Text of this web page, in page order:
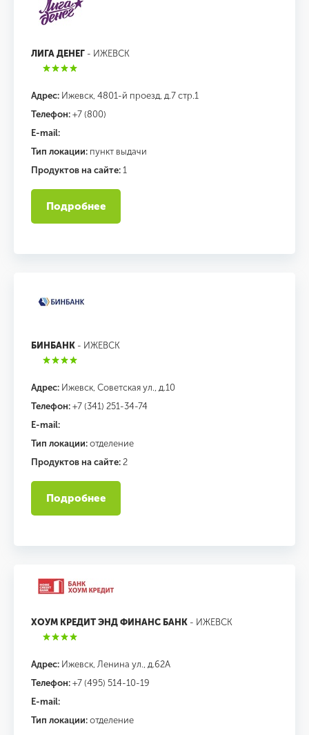
ЛИГА ДЕНЕГ - ИЖЕВСК
Адрес: Ижевск, 4801-й проезд, д.7 стр.1
Телефон: +7 (800)
E-mail:
Тип локации: пункт выдачи
Продуктов на сайте: 1
Подробнее
БИНБАНК - ИЖЕВСК
Адрес: Ижевск, Советская ул., д.10
Телефон: +7 (341) 251-34-74
E-mail:
Тип локации: отделение
Продуктов на сайте: 2
Подробнее
ХОУМ КРЕДИТ ЭНД ФИНАНС БАНК - ИЖЕВСК
Адрес: Ижевск, Ленина ул., д.62А
Телефон: +7 (495) 514-10-19
E-mail:
Тип локации: отделение